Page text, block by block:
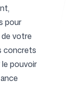
pour
votre
concrets
pouvoir